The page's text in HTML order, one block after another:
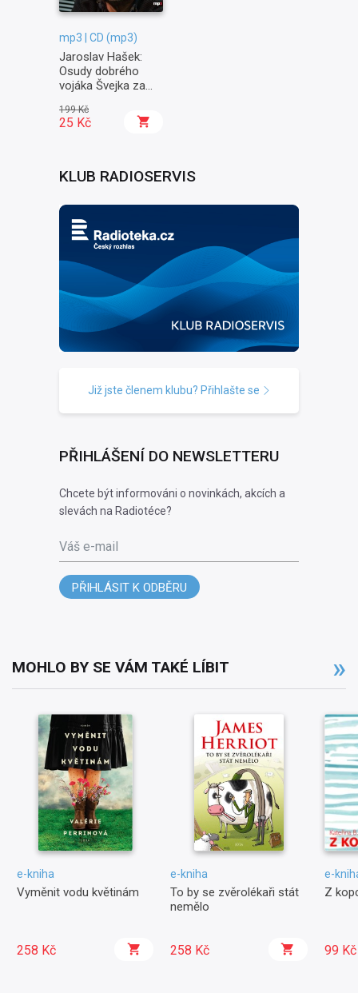
mp3 | CD (mp3)
Jaroslav Hašek:
Osudy dobrého
vojáka Švejka za
Na frontě
199 Kč
25 Kč
KLUB RADIOSERVIS
Již jste členem klubu? Přihlašte se
PŘIHLÁŠENÍ DO NEWSLETTERU
Chcete být informováni o novinkách, akcích a
slevách na Radiotéce?
Váš e-mail
PŘIHLÁSIT K ODBĚRU
MOHLO BY SE VÁM TAKÉ LÍBIT
e-kniha
Vyměnit vodu květinám
258 Kč
e-kniha
To by se zvěrolékaři stát
nemělo
258 Kč
e-
Z
99 Kč